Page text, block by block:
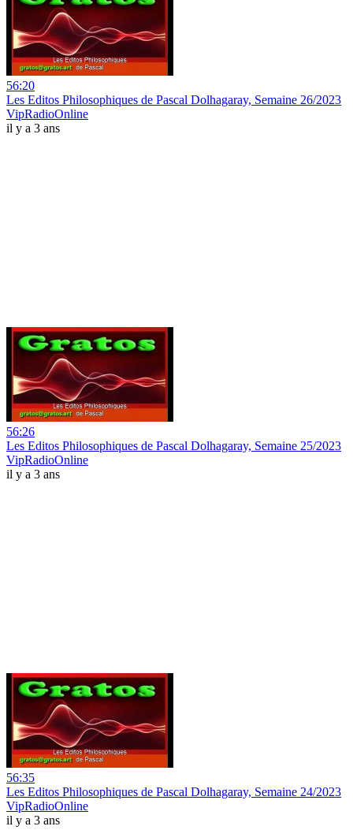
56:20
Les Editos Philosophiques de Pascal Dolhagaray, Semaine 26/2023
VipRadioOnline
il y a 3 ans
56:26
Les Editos Philosophiques de Pascal Dolhagaray, Semaine 25/2023
VipRadioOnline
il y a 3 ans
56:35
Les Editos Philosophiques de Pascal Dolhagaray, Semaine 24/2023
VipRadioOnline
il y a 3 ans